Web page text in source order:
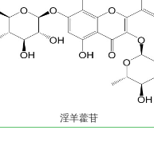
淫羊藿苷